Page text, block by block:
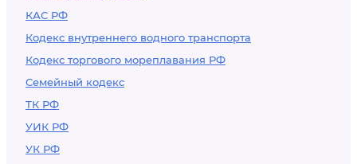
КАС РФ
Кодекс внутреннего водного транспорта
Кодекс торгового мореплавания РФ
Семейный кодекс
ТК РФ
УИК РФ
УК РФ